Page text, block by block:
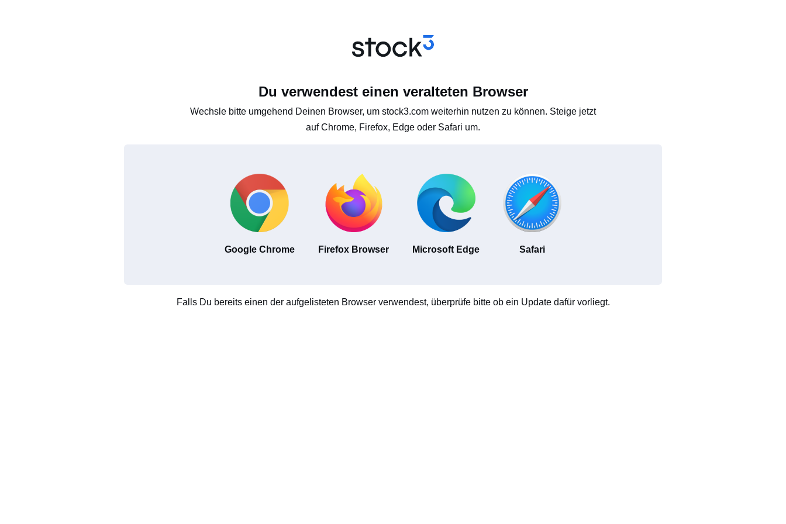
Du verwendest einen veralteten Browser
Wechsle bitte umgehend Deinen Browser, um stock3.com weiterhin nutzen zu können. Steige jetzt
auf Chrome, Firefox, Edge oder Safari um.
Google Chrome Firefox Browser Microsoft Edge Safari
Falls Du bereits einen der aufgelisteten Browser verwendest, überprüfe bitte ob ein Update dafür vorliegt.